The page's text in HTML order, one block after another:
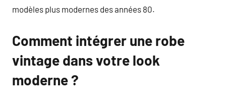
modèles plus modernes des années 80.
Comment intégrer une robe
vintage dans votre look
moderne ?